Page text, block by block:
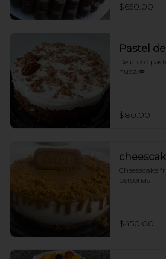
$650.00
Pastel
Delicioso
nuez.🥕
$80.00
Cheesecake
personas
$450.00